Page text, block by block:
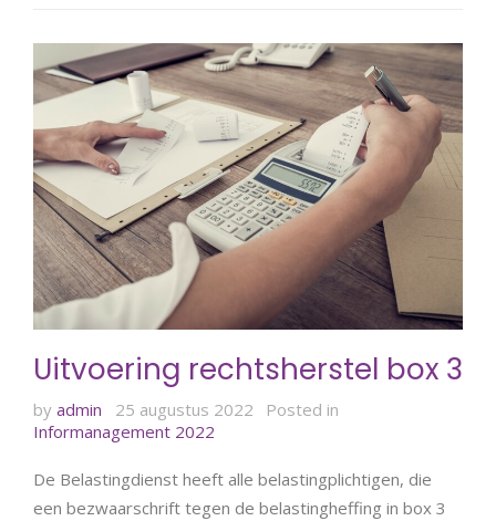
Uitvoering rechtsherstel box 3
by admin 25 augustus 2022
Posted in
Informanagement 2022
De Belastingdienst heeft alle belastingplichtigen, die
een bezwaarschrift tegen de belastingheffing in box 3